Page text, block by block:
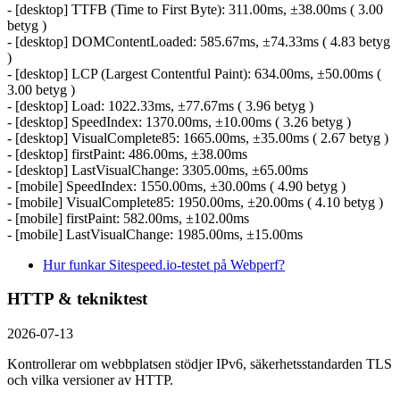
- [desktop] TTFB (Time to First Byte): 311.00ms, ±38.00ms ( 3.00
betyg )
- [desktop] DOMContentLoaded: 585.67ms, ±74.33ms ( 4.83 betyg
)
- [desktop] LCP (Largest Contentful Paint): 634.00ms, ±50.00ms (
3.00 betyg )
- [desktop] Load: 1022.33ms, ±77.67ms ( 3.96 betyg )
- [desktop] SpeedIndex: 1370.00ms, ±10.00ms ( 3.26 betyg )
- [desktop] VisualComplete85: 1665.00ms, ±35.00ms ( 2.67 betyg )
- [desktop] firstPaint: 486.00ms, ±38.00ms
- [desktop] LastVisualChange: 3305.00ms, ±65.00ms
- [mobile] SpeedIndex: 1550.00ms, ±30.00ms ( 4.90 betyg )
- [mobile] VisualComplete85: 1950.00ms, ±20.00ms ( 4.10 betyg )
- [mobile] firstPaint: 582.00ms, ±102.00ms
- [mobile] LastVisualChange: 1985.00ms, ±15.00ms
Hur funkar Sitespeed.io-testet på Webperf?
HTTP & tekniktest
2026-07-13
Kontrollerar om webbplatsen stödjer IPv6, säkerhets­standarden TLS
och vilka versioner av HTTP.